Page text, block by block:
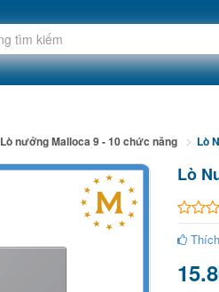
Lò nướng Malloca 9 - 10 chức năng Lò
Lò
Thích